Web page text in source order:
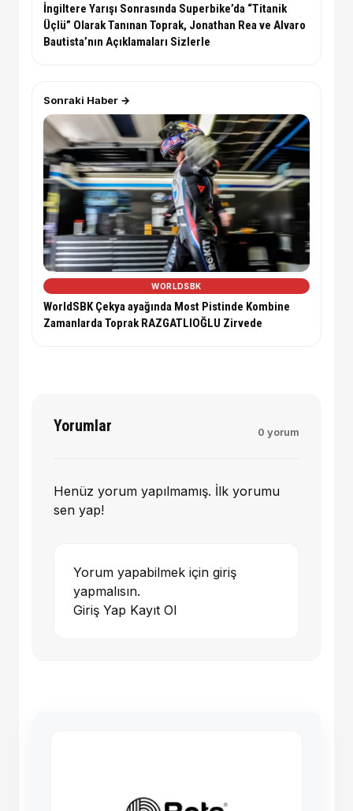
İngiltere Yarışı Sonrasında Superbike’da “Titanik
Üçlü” Olarak Tanınan Toprak, Jonathan Rea ve Alvaro
Bautista’nın Açıklamaları Sizlerle
Sonraki Haber →
WORLDSBK
WorldSBK Çekya ayağında Most Pistinde Kombine
Zamanlarda Toprak RAZGATLIOĞLU Zirvede
Yorumlar 0 yorum
Henüz yorum yapılmamış. İlk yorumu
sen yap!
Yorum yapabilmek için giriş
yapmalısın.
Giriş Yap Kayıt Ol